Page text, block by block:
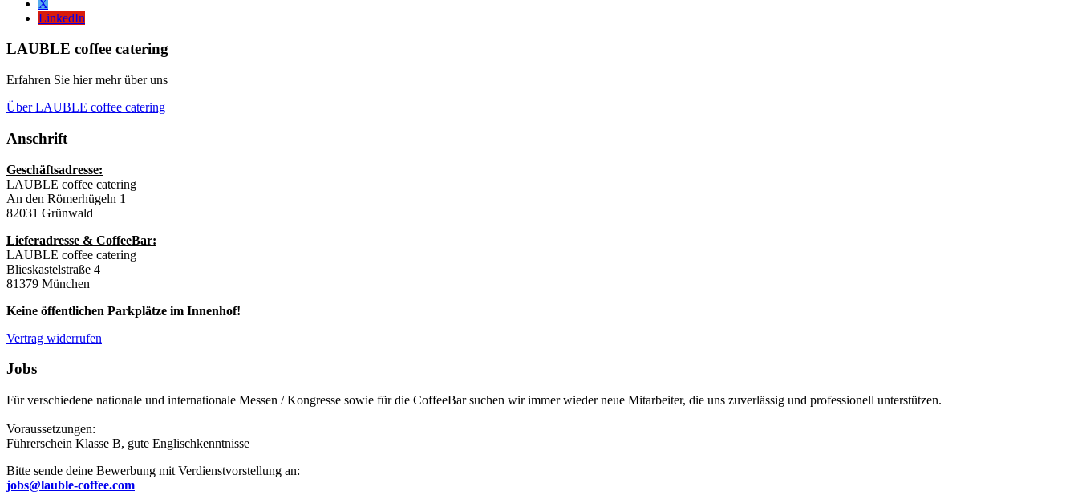
X
LinkedIn
LAUBLE coffee catering
Erfahren Sie hier mehr über uns
Über LAUBLE coffee catering
Anschrift
Geschäftsadresse:
LAUBLE coffee catering
An den Römerhügeln 1
82031 Grünwald
Lieferadresse & CoffeeBar:
LAUBLE coffee catering
Blieskastelstraße 4
81379 München
Keine öffentlichen Parkplätze im Innenhof!
Vertrag widerrufen
Jobs
Für verschiedene nationale und internationale Messen / Kongresse sowie für die CoffeeBar suchen wir immer wieder neue Mitarbeiter, die uns zuverlässig und professionell unterstützen.
Voraussetzungen:
Führerschein Klasse B, gute Englischkenntnisse
Bitte sende deine Bewerbung mit Verdienstvorstellung an:
jobs@lauble-coffee.com